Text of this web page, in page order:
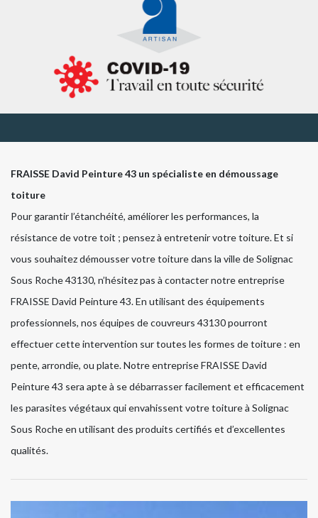
FRAISSE David Peinture 43 un spécialiste en démoussage
toiture
Pour garantir l’étanchéité, améliorer les performances, la
résistance de votre toit ; pensez à entretenir votre toiture. Et si
vous souhaitez démousser votre toiture dans la ville de Solignac
Sous Roche 43130, n’hésitez pas à contacter notre entreprise
FRAISSE David Peinture 43. En utilisant des équipements
professionnels, nos équipes de couvreurs 43130 pourront
effectuer cette intervention sur toutes les formes de toiture : en
pente, arrondie, ou plate. Notre entreprise FRAISSE David
Peinture 43 sera apte à se débarrasser facilement et efficacement
les parasites végétaux qui envahissent votre toiture à Solignac
Sous Roche en utilisant des produits certifiés et d’excellentes
qualités.